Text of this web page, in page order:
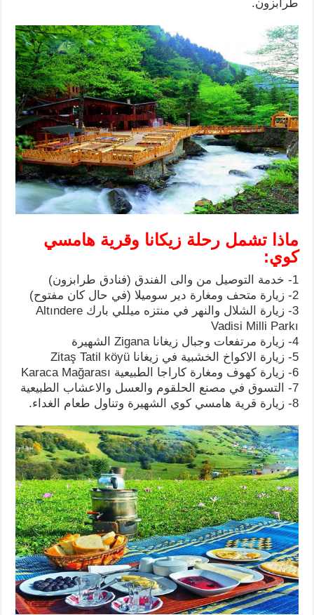
طرابزون.
ماذا تشمل رحلة زيكانا وقرية هامسي
كوي:
1- خدمة التوصيل من والى الفندق (فنادق طرابزون)
2- زيارة متحف ومغارة دير سوميلا (في حال كان مفتوح)
3- زيارة الشلال والنهر في منتزه ميللي بارك Altındere
Vadisi Milli Parkı
4- زيارة مرتفعات وجبال زيغانا Zigana الشهيرة
5- زيارة الاكواخ الخشبية في زيغانا Zitaş Tatil köyü
6- زيارة كهوف ومغارة كاراجا الطبيعية Karaca Mağarası
7- التسوق في مصنع الحلقوم والعسل والاعشاب الطبيعية
8- زيارة قرية هامسي كوي الشهيرة وتناول طعام الغداء.